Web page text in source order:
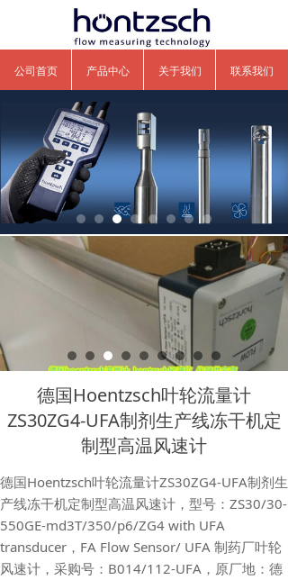
公司首页 产品中心 关于我们 联系我们
德国Hoentzsch叶轮流量计
ZS30ZG4-UFA制剂生产线冻干机定
制型高温风速计
德国Hoentzsch叶轮流量计ZS30ZG4-UFA制剂生
产线冻干机定制型高温风速计，型号：ZS30/30-
550GE-md3T/350/p6/ZG4 with UFA
transducer，FA Flow Sensor/ UFA 制药厂叶轮
风速计，采购号：B014/112-UFA，原厂地：德